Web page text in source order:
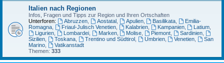
Italien nach Regionen
Infos, Fragen und Tipps zur Region und Ihren Ortschaften
Unterforen:
Abruzzen, Aostatal, Apulien, Basilikata
Emilia-
Romagna
Friaul-Julisch Venetien, Kalabrien, Kampanien, Latium
Ligurien, Lombardei, Marken, Molise Piemont Sardinien
Sizilien
Toskana, Trentino und Südtirol, Umbrien, Venetien
San
Marino
Vatikanstadt
Themen: 333